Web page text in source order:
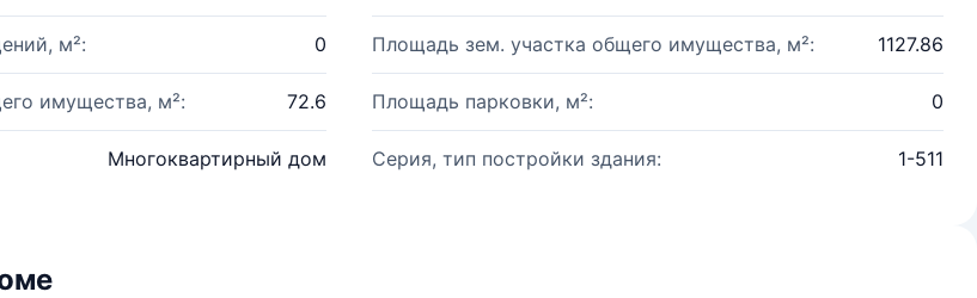
м²: 0 Площадь зем. участка общего имущества, м²: 1127.86
имущества, м²: 72.6 Площадь парковки, м²: 0
Многоквартирный дом Серия, тип постройки здания: 1-511